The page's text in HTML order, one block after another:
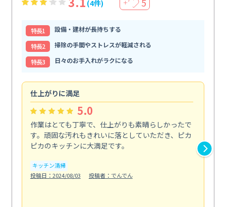
(4件) ＋ 5
特⻑1
設備・建材が長持ちする
特⻑2
掃除の手間やストレスが軽減される
特⻑3
日々のお手入れがラクになる
仕上がりに満足
5.0
作業はとても丁寧で、仕上がりも素晴らしかったで
す。頑固な汚れもきれいに落としていただき、ピカ
ピカのキッチンに大満足です。
キッチン清掃
投稿日：2024/08/03
投稿者：でんでん